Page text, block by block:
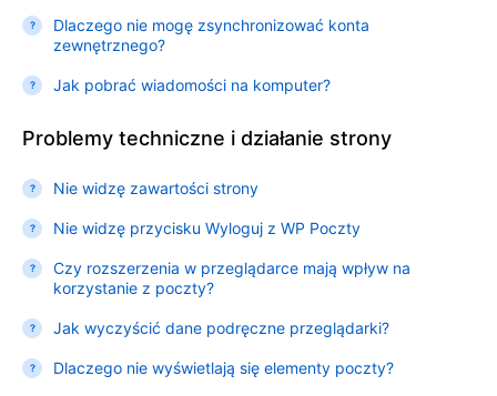
Dlaczego nie mogę zsynchronizować konta
zewnętrznego?
Jak pobrać wiadomości na komputer?
Problemy techniczne i działanie strony
Nie widzę zawartości strony
Nie widzę przycisku Wyloguj z WP Poczty
Czy rozszerzenia w przeglądarce mają wpływ na
korzystanie z poczty?
Jak wyczyścić dane podręczne przeglądarki?
Dlaczego nie wyświetlają się elementy poczty?